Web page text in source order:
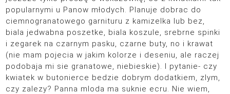
popularnymi u Panow młodych. Planuje dobrac do
ciemnogranatowego garnituru z kamizelka lub bez,
biala jedwabna poszetke, biala koszule, srebrne spinki
i zegarek na czarnym pasku, czarne buty, no i krawat
(nie mam pojecia w jakim kolorze i deseniu, ale raczej
podobaja mi sie granatowe, niebieskie). I pytanie- czy
kwiatek w butonierce bedzie dobrym dodatkiem, zlym,
czy zalezy? Panna mloda ma suknie ecru. Nie wiem,